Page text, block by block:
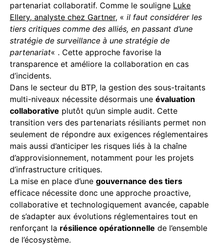
partenariat collaboratif. Comme le souligne Luke
Ellery, analyste chez Gartner, « il faut considérer les
tiers critiques comme des alliés, en passant d’une
stratégie de surveillance à une stratégie de
partenariat« . Cette approche favorise la
transparence et améliore la collaboration en cas
d’incidents.
Dans le secteur du BTP, la gestion des sous-traitants
multi-niveaux nécessite désormais une évaluation
collaborative plutôt qu’un simple audit. Cette
transition vers des partenariats résiliants permet non
seulement de répondre aux exigences réglementaires
mais aussi d’anticiper les risques liés à la chaîne
d’approvisionnement, notamment pour les projets
d’infrastructure critiques.
La mise en place d’une gouvernance des tiers
efficace nécessite donc une approche proactive,
collaborative et technologiquement avancée, capable
de s’adapter aux évolutions réglementaires tout en
renforçant la résilience opérationnelle de l’ensemble
de l’écosystème.